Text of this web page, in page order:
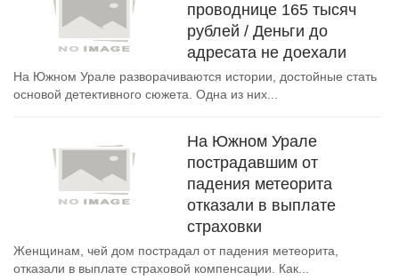
проводнице 165 тысяч
рублей / Деньги до
адресата не доехали
На Южном Урале разворачиваются истории, достойные стать
основой детективного сюжета. Одна из них...
На Южном Урале
пострадавшим от
падения метеорита
отказали в выплате
страховки
Женщинам, чей дом пострадал от падения метеорита,
отказали в выплате страховой компенсации. Как...